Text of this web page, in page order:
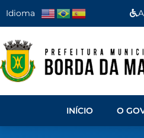
Idioma
INÍCIO O